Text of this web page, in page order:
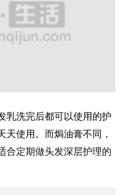
洗完后都可以使用的护
天使用。而焗油膏不同，
合定期做头发深层护理的